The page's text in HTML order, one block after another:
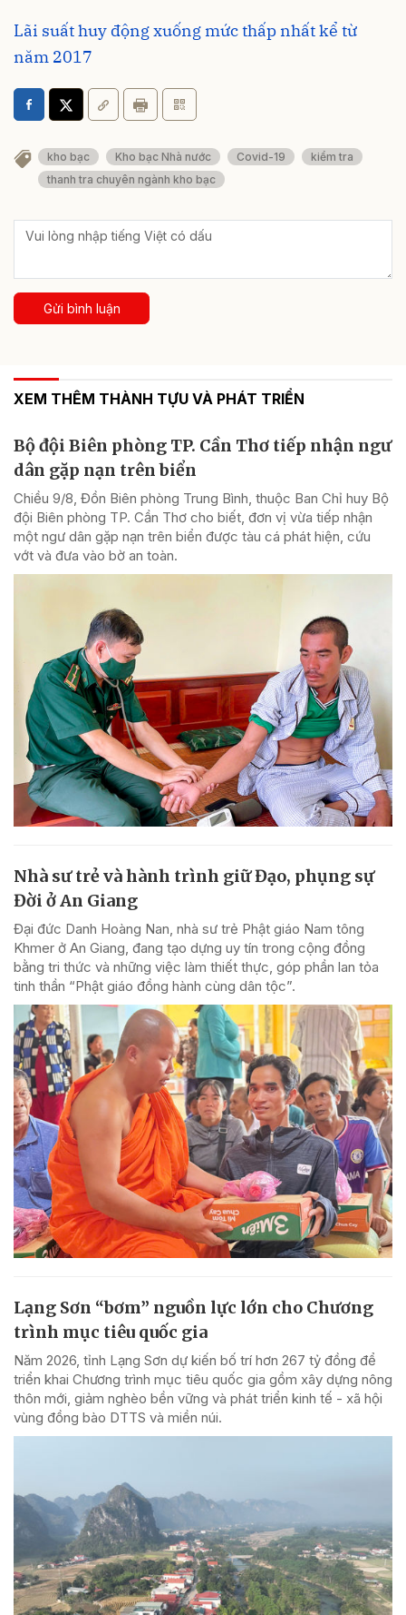
Lãi suất huy động xuống mức thấp nhất kể từ
năm 2017
kho bạc Kho bạc Nhà nước Covid-19
kiểm tra
thanh tra chuyên ngành kho bạc
Gửi bình luận
XEM THÊM THÀNH TỰU VÀ PHÁT TRIỂN
Bộ đội Biên phòng TP. Cần Thơ tiếp nhận ngư
dân gặp nạn trên biển
Chiều 9/8, Đồn Biên phòng Trung Bình, thuộc Ban Chỉ huy Bộ
đội Biên phòng TP. Cần Thơ cho biết, đơn vị vừa tiếp nhận
một ngư dân gặp nạn trên biển được tàu cá phát hiện, cứu
vớt và đưa vào bờ an toàn.
Nhà sư trẻ và hành trình giữ Đạo, phụng sự
Đời ở An Giang
Đại đức Danh Hoàng Nan, nhà sư trẻ Phật giáo Nam tông
Khmer ở An Giang, đang tạo dựng uy tín trong cộng đồng
bằng tri thức và những việc làm thiết thực, góp phần lan tỏa
tinh thần “Phật giáo đồng hành cùng dân tộc”.
Lạng Sơn “bơm” nguồn lực lớn cho Chương
trình mục tiêu quốc gia
Năm 2026, tỉnh Lạng Sơn dự kiến bố trí hơn 267 tỷ đồng để
triển khai Chương trình mục tiêu quốc gia gồm xây dựng nông
thôn mới, giảm nghèo bền vững và phát triển kinh tế - xã hội
vùng đồng bào DTTS và miền núi.